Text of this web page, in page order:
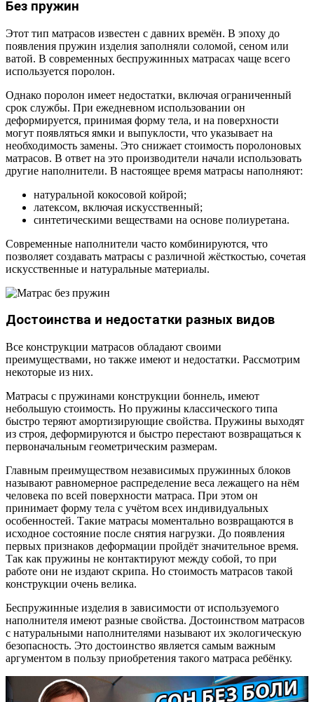
Без пружин
Этот тип матрасов известен с давних времён. В эпоху до
появления пружин изделия заполняли соломой, сеном или
ватой. В современных беспружинных матрасах чаще всего
используется поролон.
Однако поролон имеет недостатки, включая ограниченный
срок службы. При ежедневном использовании он
деформируется, принимая форму тела, и на поверхности
могут появляться ямки и выпуклости, что указывает на
необходимость замены. Это снижает стоимость поролоновых
матрасов. В ответ на это производители начали использовать
другие наполнители. В настоящее время матрасы наполняют:
натуральной кокосовой койрой;
латексом, включая искусственный;
синтетическими веществами на основе полиуретана.
Современные наполнители часто комбинируются, что
позволяет создавать матрасы с различной жёсткостью, сочетая
искусственные и натуральные материалы.
Достоинства и недостатки разных видов
Все конструкции матрасов обладают своими
преимуществами, но также имеют и недостатки. Рассмотрим
некоторые из них.
Матрасы с пружинами конструкции боннель, имеют
небольшую стоимость. Но пружины классического типа
быстро теряют амортизирующие свойства. Пружины выходят
из строя, деформируются и быстро перестают возвращаться к
первоначальным геометрическим размерам.
Главным преимуществом независимых пружинных блоков
называют равномерное распределение веса лежащего на нём
человека по всей поверхности матраса. При этом он
принимает форму тела с учётом всех индивидуальных
особенностей. Такие матрасы моментально возвращаются в
исходное состояние после снятия нагрузки. До появления
первых признаков деформации пройдёт значительное время.
Так как пружины не контактируют между собой, то при
работе они не издают скрипа. Но стоимость матрасов такой
конструкции очень велика.
Беспружинные изделия в зависимости от используемого
наполнителя имеют разные свойства. Достоинством матрасов
с натуральными наполнителями называют их экологическую
безопасность. Это достоинство является самым важным
аргументом в пользу приобретения такого матраса ребёнку.